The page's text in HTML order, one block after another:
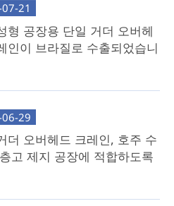
성: 운영 준비 상태를 보장
완벽하게 조립되고 엄격한
해 분해한 후, 현장에서 최소
시 설치할 수 있습니다.
성, 시간 절약, 번거로움 없
고객.
21
형 공장용 단일 거더 오버헤
인이 브라질로 수출되었습니
29
더 오버헤드 크레인, 호주 수
고 제지 공장에 적합하도록